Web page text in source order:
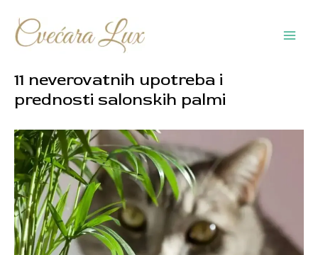
sadržaj
11 neverovatnih upotreba i
prednosti salonskih palmi